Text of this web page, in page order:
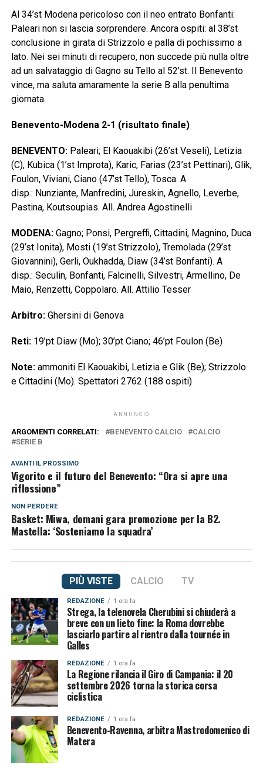
Al 34’st Modena pericoloso con il neo entrato Bonfanti:
Paleari non si lascia sorprendere. Ancora ospiti: al 38’st
conclusione in girata di Strizzolo e palla di pochissimo a
lato. Nei sei minuti di recupero, non succede più nulla oltre
ad un salvataggio di Gagno su Tello al 52’st. Il Benevento
vince, ma saluta amaramente la serie B alla penultima
giornata.
Benevento-Modena 2-1 (risultato finale)
BENEVENTO:Paleari; El Kaouakibi (26’st Veseli), Letizia
(C), Kubica (1’st Improta), Karic, Farias (23’st Pettinari), Glik,
Foulon, Viviani, Ciano (47’st Tello), Tosca. A
disp.: Nunziante, Manfredini, Jureskin, Agnello, Leverbe,
Pastina, Koutsoupias. All. Andrea Agostinelli
MODENA:Gagno; Ponsi, Pergreffi, Cittadini, Magnino, Duca
(29’st Ionita), Mosti (19’st Strizzolo), Tremolada (29’st
Giovannini), Gerli, Oukhadda, Diaw (34’st Bonfanti). A
disp.: Seculin, Bonfanti, Falcinelli, Silvestri, Armellino, De
Maio, Renzetti, Coppolaro. All. Attilio Tesser
Arbitro:Ghersini di Genova
Reti:19’pt Diaw (Mo); 30’pt Ciano; 46’pt Foulon (Be)
Note:ammoniti El Kaouakibi, Letizia e Glik (Be); Strizzolo
e Cittadini (Mo). Spettatori 2762 (188 ospiti)
ANNUNCIO
ARGOMENTI CORRELATI: BENEVENTO CALCIO
CALCIO
SERIE B
AVANTI IL ​​PROSSIMO
Vigorito e il futuro del Benevento: “Ora si apre una
riflessione”
NON PERDERE
Basket: Miwa, domani gara promozione per la B2.
Mastella: ‘Sosteniamo la squadra’
PIÙ VISTE CALCIO TV
REDAZIONE 1 ora fa
Strega, la telenovela Cherubini si chiuderà a
breve con un lieto fine: la Roma dovrebbe
lasciarlo partire al rientro dalla tournée in
Galles
REDAZIONE 1 ora fa
La Regione rilancia il Giro di Campania: il 20
settembre 2026 torna la storica corsa
ciclistica
REDAZIONE 1 ora fa
Benevento-Ravenna, arbitra Mastrodomenico di
Matera